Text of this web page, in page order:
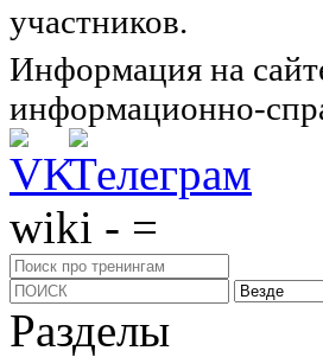
участников.
Информация на
информационно-
wiki - =
Разделы